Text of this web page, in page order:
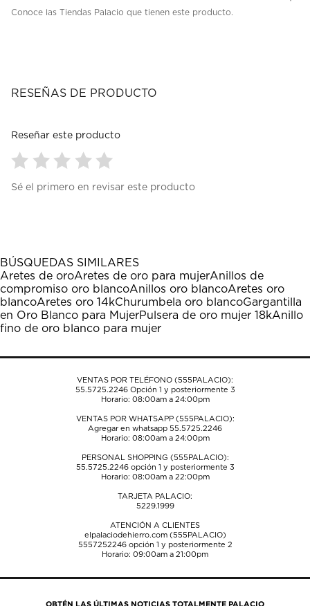
Conoce las Tiendas Palacio que tienen este producto.
RESEÑAS DE PRODUCTO
Reseñar este producto
para
1
estrella
Esta
acción
abrirá
el
formulario
envío.
para
estrellas.
Esta
acción
abrirá
el
formulario
envío.
para
estrellas.
Esta
acción
abrirá
el
formulario
envío.
para
estrellas.
Esta
acción
abrirá
el
formulario
envío.
para
estrellas.
Esta
acción
abrirá
el
formulario
envío.
Sé el primero en revisar este producto
BÚSQUEDAS SIMILARES
Aretes de oroAretes de oro para mujerAnillos de
compromiso oro blancoAnillos oro blancoAretes oro
blancoAretes oro 14kChurumbela oro blancoGargantilla
en Oro Blanco para MujerPulsera de oro mujer 18kAnillo
fino de oro blanco para mujer
VENTAS POR TELÉFONO (555PALACIO):
55.5725.2246Opción 1 y posteriormente 3
Horario: 08:00am a 24:00pm
VENTAS POR WHATSAPP (555PALACIO):
Agregar en whatsapp 55.5725.2246
Horario: 08:00am a 24:00pm
PERSONAL SHOPPING (555PALACIO):
55.5725.2246opción 1 y posteriormente 3
Horario: 08:00am a 22:00pm
TARJETA PALACIO:
5229.1999
ATENCIÓN A CLIENTES
elpalaciodehierro.com (555PALACIO)
5557252246opción 1 y posteriormente 2
Horario: 09:00am a 21:00pm
OBTÉN LAS ÚLTIMAS NOTICIAS TOTALMENTE PALACIO